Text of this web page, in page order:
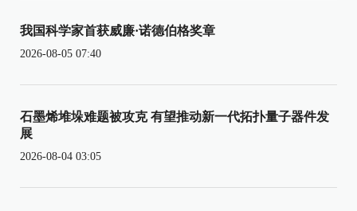
我国科学家首获威廉·诺德伯格奖章
2026-08-05 07:40
石墨烯堆垛难题被攻克 有望推动新一代拓扑量子器件发
展
2026-08-04 03:05